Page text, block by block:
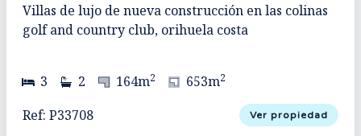
Villas de lujo de nueva construcción en las colinas
golf and country club, orihuela costa
3 2 164m2 653m2
Ref: P33708 Ver propiedad